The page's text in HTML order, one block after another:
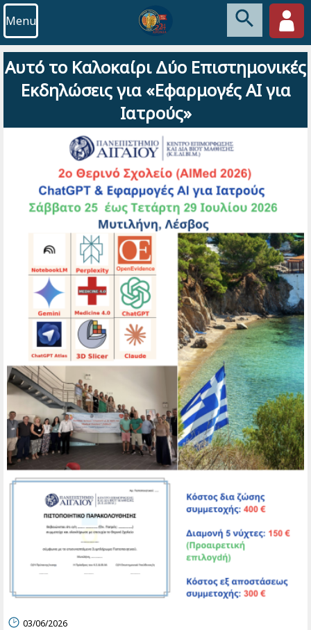
Menu
Αυτό το Καλοκαίρι Δύο Επιστημονικές
Εκδηλώσεις για «Εφαρμογές ΑΙ για
Ιατρούς»
03/06/2026